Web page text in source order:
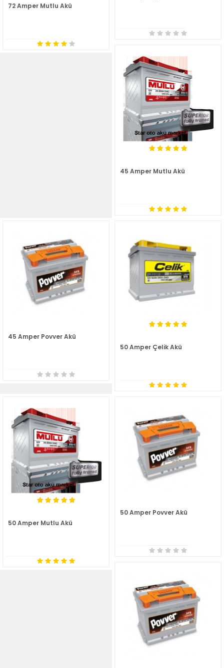
72 Amper Mutlu Akü
45 Amper Mutlu Akü
45 Amper Povver Akü
50 Amper Çelik Akü
50 Amper Mutlu Akü
50 Amper Povver Akü